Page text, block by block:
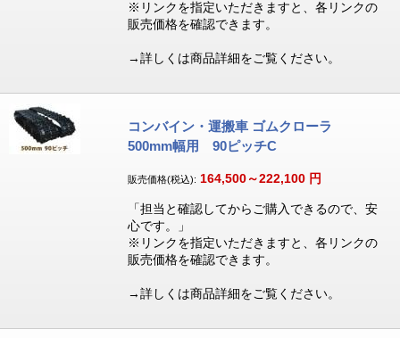
※リンクを指定いただきますと、各リンクの
販売価格を確認できます。
→詳しくは商品詳細をご覧ください。
コンバイン・運搬車 ゴムクローラ
500mm幅用 90ピッチC
販売価格(税込): 164,500～222,100 円
「担当と確認してからご購入できるので、安
心です。」
※リンクを指定いただきますと、各リンクの
販売価格を確認できます。
→詳しくは商品詳細をご覧ください。